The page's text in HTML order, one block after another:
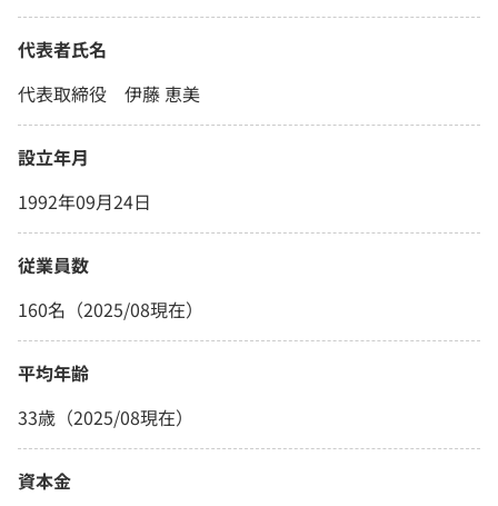
代表者氏名
代表取締役 伊藤 恵美
設立年月
1992年09月24日
従業員数
160名（2025/08現在）
平均年齢
33歳（2025/08現在）
資本金